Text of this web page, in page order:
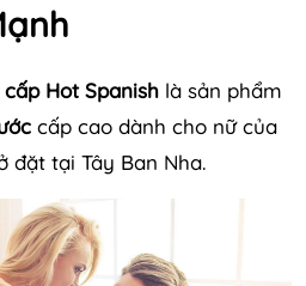
Hot Spanish là sản phẩm
cấp cao dành cho nữ của
đặt tại Tây Ban Nha.